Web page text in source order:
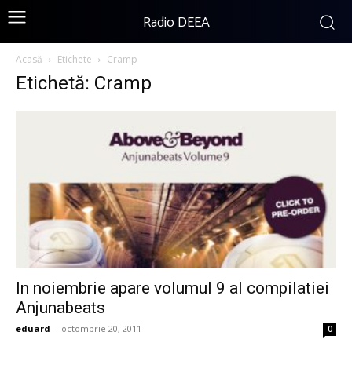
Radio DEEA
Acasă Etichete Cramp
Etichetă: Cramp
In noiembrie apare volumul 9 al compilatiei
Anjunabeats
eduard - octombrie 20, 2011 0